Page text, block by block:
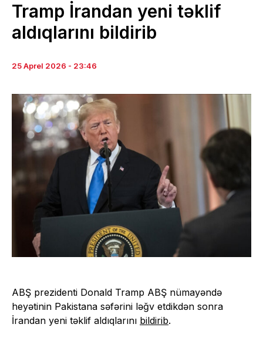
Tramp İrandan yeni təklif
aldıqlarını bildirib
25 Aprel 2026 - 23:46
ABŞ prezidenti Donald Tramp ABŞ nümayəndə
heyətinin Pakistana səfərini ləğv etdikdən sonra
İrandan yeni təklif aldıqlarını bildirib.